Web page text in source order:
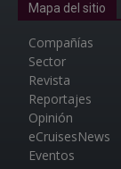
Mapa del sitio
Compañías
Sector
Revista
Reportajes
Opinión
eCruisesNews
Eventos